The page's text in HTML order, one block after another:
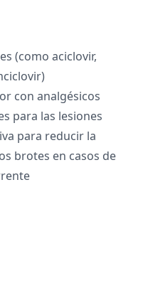
(como aciclovir,
con analgésicos
para las lesiones
para reducir la
brotes en casos de